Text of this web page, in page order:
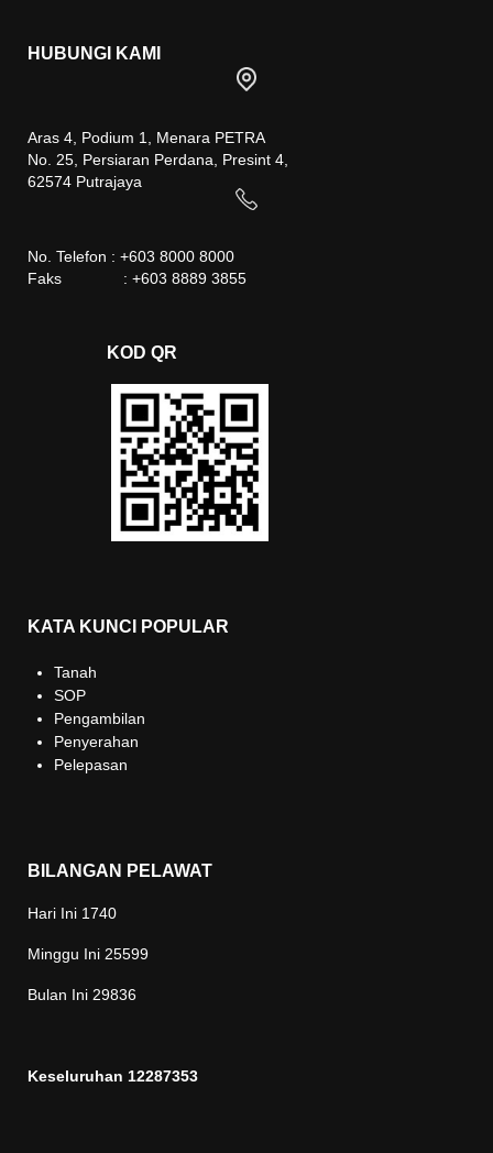
HUBUNGI KAMI
Aras 4, Podium 1, Menara PETRA
No. 25, Persiaran Perdana, Presint 4,
62574 Putrajaya
No. Telefon : +603 8000 8000
Faks : +603 8889 3855
KOD QR
KATA KUNCI POPULAR
Tanah
SOP
Pengambilan
Penyerahan
Pelepasan
BILANGAN PELAWAT
Hari Ini 1740
Minggu Ini 25599
Bulan Ini 29836
Keseluruhan 12287353